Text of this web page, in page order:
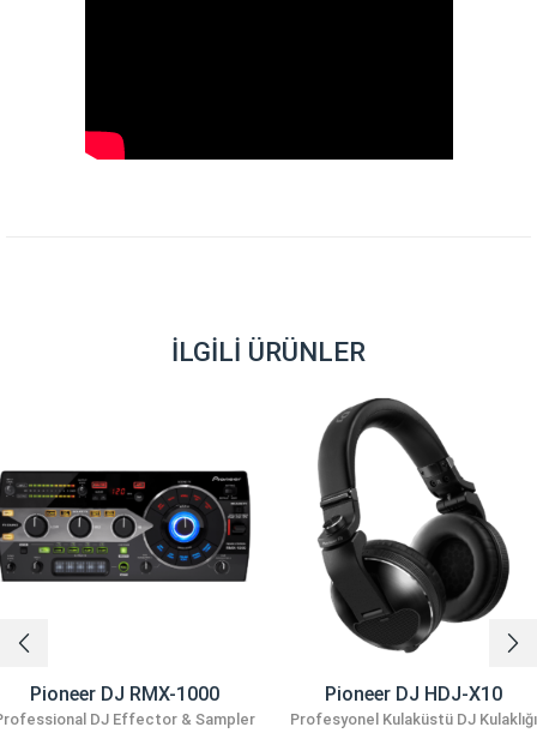
İLGILI ÜRÜNLER
Pioneer DJ RMX-1000
DJ Effector & Sampler
Pioneer DJ HDJ-X10
Profesyonel Kulaküstü DJ Kulaklığı